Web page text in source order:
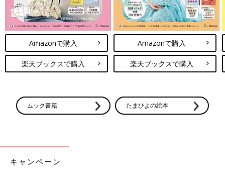
Amazonで購入
楽天ブックスで購入
Amazonで購入
楽天ブックスで購入
ムック書籍 たまひよの絵本
キャンペーン